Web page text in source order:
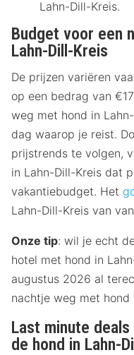
Lahn-Dill-Kreis.
Budget voor een
Lahn-Dill-Kreis
De prijzen variëren
op een bedrag van
weg met hond in
dag waarop je reist.
prijstrends te volgen,
in Lahn-Dill-Kreis dat
vakantiebudget. Het
Lahn-Dill-Kreis van
Onze tip: wil je echt
hotel met hond in
augustus 2026 al
nachtje weg met hond
Last minute
de hond in Lahn-